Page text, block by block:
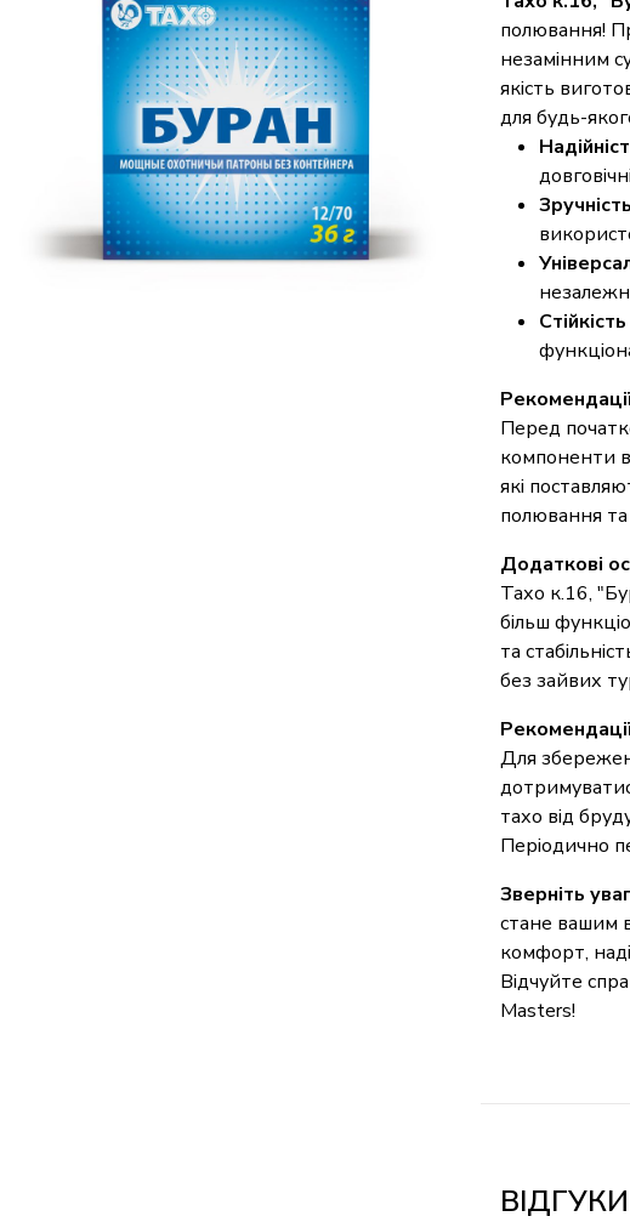
полювання!
незамінним
якість
для будь-
Перед
компоненти
які
полювання
Додаткові
Тахо к.16,
більш
та
без зайвих
Для
тахо від
Періодично
Зверніть
стане вашим
комфорт,
Відчуйте
Masters!
ВІДГУКИ